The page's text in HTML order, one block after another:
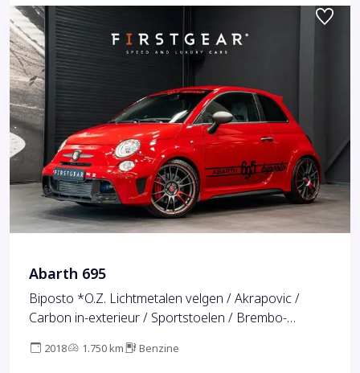
Abarth 695
Biposto *O.Z. Lichtmetalen velgen / Akrapovic /
Carbon in-exterieur / Sportstoelen / Brembo-
2018 1.750 km Benzine